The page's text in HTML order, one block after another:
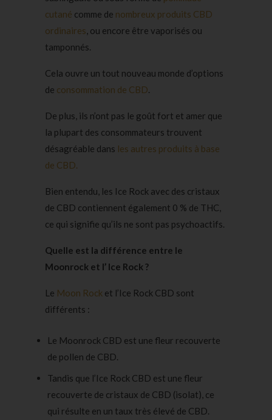
cutané comme de nombreux produits CBD
ordinaires, ou encore être vaporisés ou
tamponnés.
Cela ouvre un tout nouveau monde d’options
de consommation de CBD.
De plus, ils n’ont pas le goût fort et amer que
la plupart des consommateurs trouvent
désagréable dans les autres produits à base
de CBD.
Bien entendu, les Ice Rock avec des cristaux
de CBD contiennent également 0 % de THC,
ce qui signifie qu’ils ne sont pas psychoactifs.
Quelle est la différence entre le
Moonrock et l’ Ice Rock ?
Le Moon Rock et l’Ice Rock CBD sont
différents :
Le Moonrock CBD est une fleur recouverte
de pollen de CBD.
Tandis que l’Ice Rock CBD est une fleur
recouverte de cristaux de CBD (isolat), ce
qui résulte en un taux très élevé de CBD.